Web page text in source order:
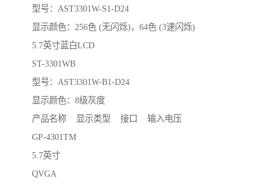
型号：AST3301W-S1-D24
显示颜色：256色 (无闪烁)，64色 (3速闪烁)
5.7英寸蓝白LCD
ST-3301WB
型号：AST3301W-B1-D24
显示颜色：8级灰度
产品名称 显示类型 接口 输入电压
GP-4301TM
5.7英寸
QVGA